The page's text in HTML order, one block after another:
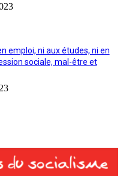
emploi, ni aux études, ni en
sociale, mal-être et